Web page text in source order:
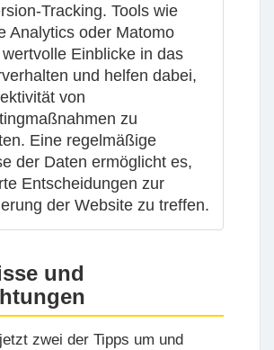
Tracking. Tools wie
Analytics oder Matomo
wertvolle Einblicke in das
und helfen dabei,
von
zu
Eine regelmäßige
der Daten ermöglicht es,
Entscheidungen zur
der Website zu treffen.
und
zwei der Tipps um und